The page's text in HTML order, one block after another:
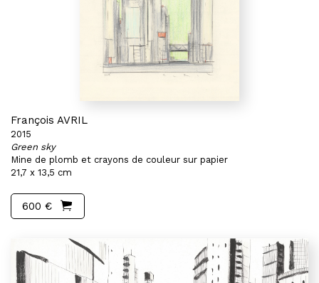
François AVRIL
2015
Green sky
Mine de plomb et crayons de couleur sur papier
21,7 x 13,5 cm
600 €